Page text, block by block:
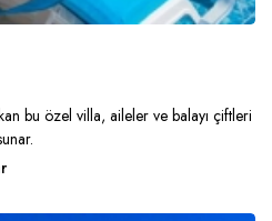
bu özel villa, aileler ve balayı çiftleri